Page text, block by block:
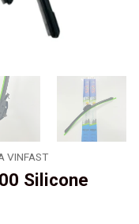
VINFAST
Silicone